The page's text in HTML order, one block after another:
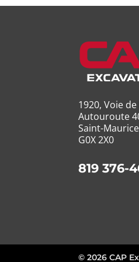
1920, Voie
Autouroute
Saint-
G0X 2X0
819 376-
© 2026 CAP